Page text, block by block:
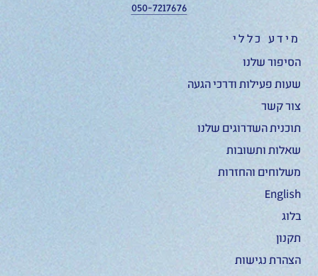
050-7217676
מידע כללי
הסיפור שלנו
שעות פעילות ודרכי הגעה
צור קשר
תוכנית השדרוגים שלנו
שאלות ותשובות
משלוחים והחזרות
English
בלוג
תקנון
הצהרת נגישות